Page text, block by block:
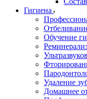
Гигиена
Обучение
Удаление
Домашнее